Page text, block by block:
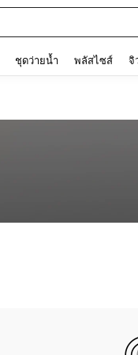
ชุดว่ายน้ำ พลัสไซส์ จิ